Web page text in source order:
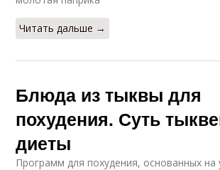
Читать дальше →
Блюда из тыквы для
похудения. Суть
диеты
Программ для похудения, основанных на